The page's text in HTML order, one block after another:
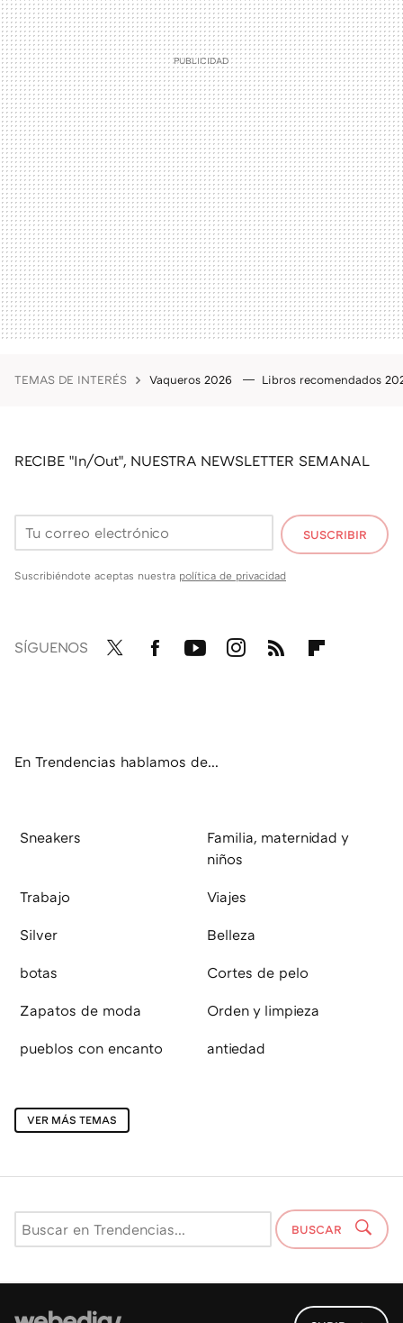
TEMAS DE INTERÉS Vaqueros 2026 Libros recomendados
RECIBE "In/Out", NUESTRA NEWSLETTER SEMANAL
SUSCRIBIR
Suscribiéndote aceptas nuestra política de privacidad
SÍGUENOS
En Trendencias hablamos de...
Sneakers
Familia, maternidad y
niños
Trabajo Viajes
Silver Belleza
botas Cortes de pelo
Zapatos de moda Orden y limpieza
pueblos con encanto antiedad
VER MÁS TEMAS
BUSCAR